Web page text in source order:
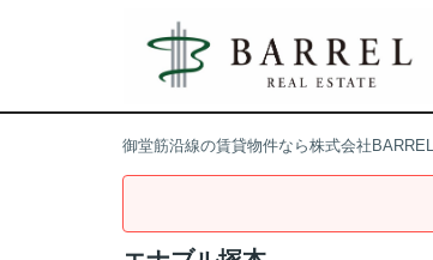
御堂筋沿線の賃貸物件なら株式会社